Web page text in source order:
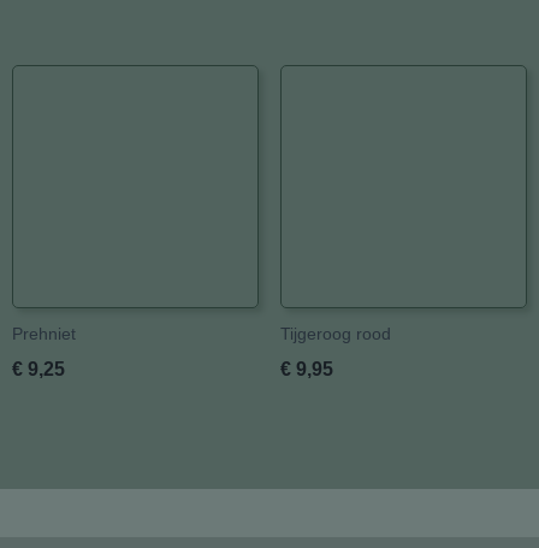
Prehniet
€ 9,25
Tijgeroog rood
€ 9,95